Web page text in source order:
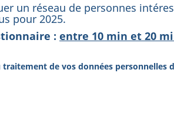
un réseau de personnes
pour 2025.
: entre 10 min et 20
traitement de vos données personnelles